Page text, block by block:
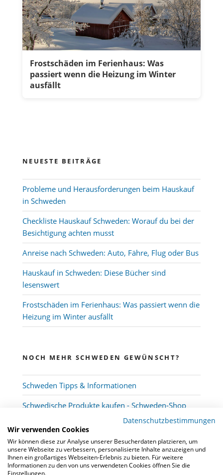
Frostschäden im Ferienhaus: Was
passiert wenn die Heizung im Winter
ausfällt
NEUESTE BEITRÄGE
Probleme und Herausforderungen beim Hauskauf
in Schweden
Checkliste Hauskauf Schweden: Worauf du bei der
Besichtigung achten musst
Anreise nach Schweden: Auto, Fähre, Flug oder Bus
Hauskauf in Schweden: Diese Bücher sind
lesenswert
Frostschäden im Ferienhaus: Was passiert wenn die
Heizung im Winter ausfällt
NOCH MEHR SCHWEDEN GEWÜNSCHT?
Schweden Tipps & Informationen
Schwedische Produkte kaufen - Schweden-Shop
Datenschutzbestimmungen
Wir verwenden Cookies
Wir können diese zur Analyse unserer Besucherdaten platzieren, um
unsere Webseite zu verbessern, personalisierte Inhalte anzuzeigen und
Ihnen ein großartiges Webseiten-Erlebnis zu bieten. Für weitere
Informationen zu den von uns verwendeten Cookies öffnen Sie die
Einstellungen.